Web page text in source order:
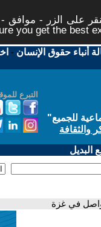
على الزر - موافق
you get the best
أنباء حقوق الإنسان -
التبرع
للجميع"
والثقافة
البديل
في غزة